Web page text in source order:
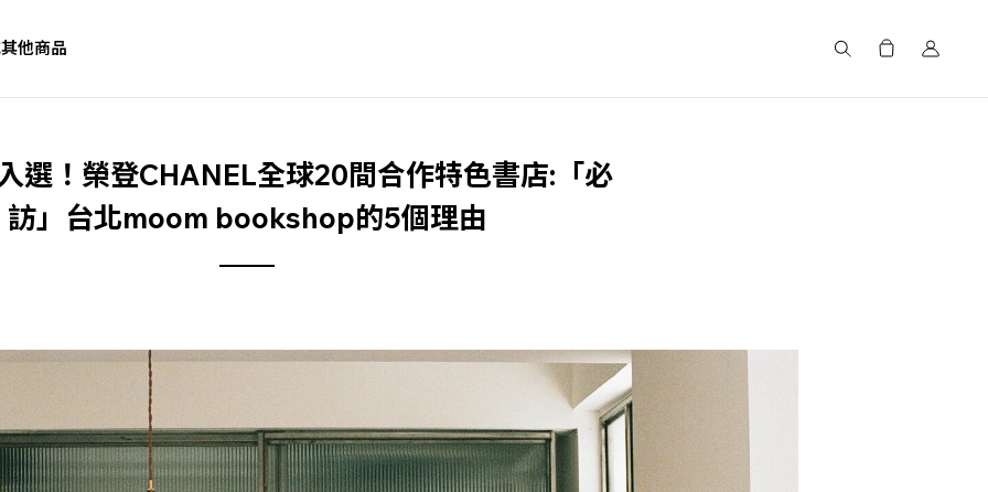
其他商品
選！榮登CHANEL全球20間合作特色書店:「必
訪」台北moom bookshop的5個理由